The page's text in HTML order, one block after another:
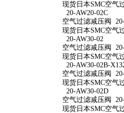
现货日本SMC空气
20-AW20-02C
空气过滤减压阀
现货日本SMC空气
20-AW30-02
空气过滤减压阀
现货日本SMC空气
20-AW30-02B-
空气过滤减压阀
现货日本SMC空气
20-AW30-02D
空气过滤减压阀
现货日本SMC空气